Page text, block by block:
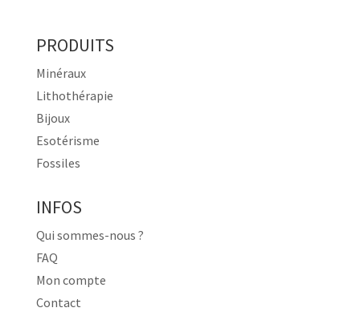
PRODUITS
Minéraux
Lithothérapie
Bijoux
Esotérisme
Fossiles
INFOS
Qui sommes-nous ?
FAQ
Mon compte
Contact